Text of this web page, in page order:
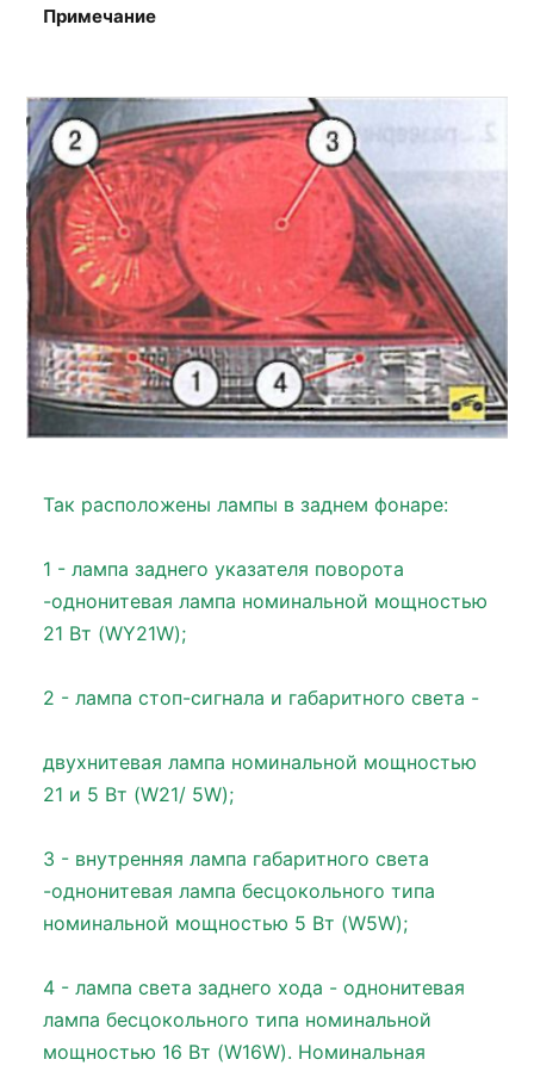
Примечание
Так расположены лампы в заднем фонаре:
1 - лампа заднего указателя поворота
-однонитевая лампа номинальной мощностью
21 Вт (WY21W);
2 - лампа стоп-сигнала и габаритного света -
двухнитевая лампа номинальной мощностью
21 и 5 Вт (W21/ 5W);
3 - внутренняя лампа габаритного света
-однонитевая лампа бесцокольного типа
номинальной мощностью 5 Вт (W5W);
4 - лампа света заднего хода - однонитевая
лампа бесцокольного типа номинальной
мощностью 16 Вт (W16W). Номинальная